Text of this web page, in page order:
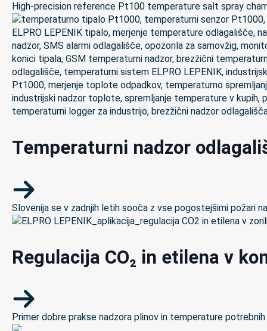
High-precision reference Pt100 temperature salt spray
Temperaturni nadzor
Slovenija se v zadnjih letih sooča z vse pogostejšimi požari
Regulacija CO₂ in etilena v
Primer dobre prakse nadzora plinov in temperature